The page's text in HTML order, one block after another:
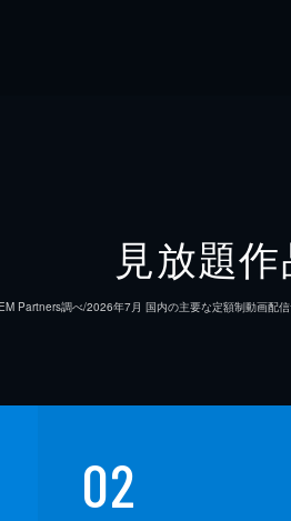
見放題
Partners調べ/2026年7⽉ 国内の主要な定額制動画配
02